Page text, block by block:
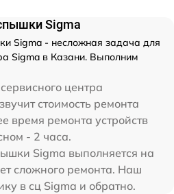
Sigma
Sigma - несложная задача для
Sigma в Казани. Выполним
центра
стоимость ремонта
время ремонта устройств
- 2 часа.
Sigma выполняется на
сложного ремонта. Наш
в сц Sigma и обратно.